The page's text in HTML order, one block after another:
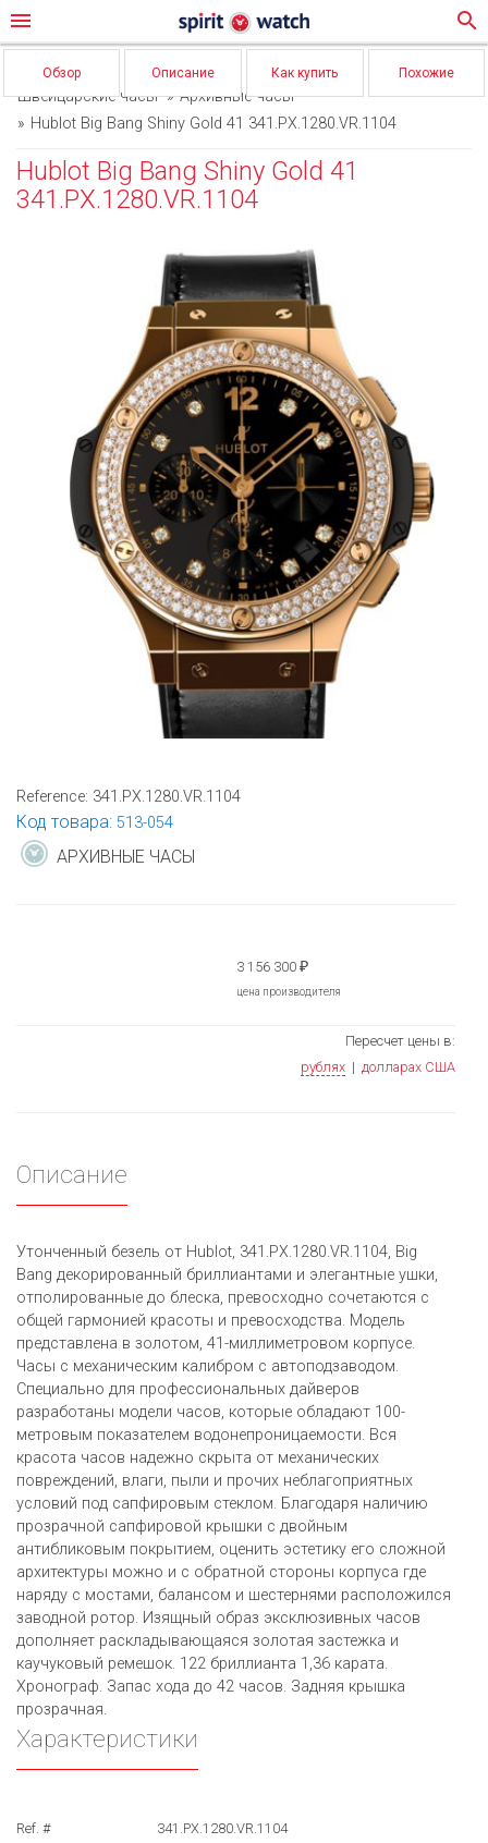
menu search
Обзор Описание Как купить Похожие
Швейцарские часы
Архивные часы
Hublot Big Bang Shiny Gold 41 341.PX.1280.VR.1104
Hublot Big Bang Shiny Gold 41
341.PX.1280.VR.1104
Reference: 341.PX.1280.VR.1104
Код товара: 513-054
АРХИВНЫЕ ЧАСЫ
3 156 300 ₽
цена производителя
Пересчет цены в:
рублях | долларах США
Описание
Утонченный безель от Hublot, 341.PX.1280.VR.1104, Big
Bang декорированный бриллиантами и элегантные ушки,
отполированные до блеска, превосходно сочетаются с
общей гармонией красоты и превосходства. Модель
представлена в золотом, 41-миллиметровом корпусе.
Часы с механическим калибром с автоподзаводом.
Специально для профессиональных дайверов
разработаны модели часов, которые обладают 100-
метровым показателем водонепроницаемости. Вся
красота часов надежно скрыта от механических
повреждений, влаги, пыли и прочих неблагоприятных
условий под сапфировым стеклом. Благодаря наличию
прозрачной сапфировой крышки с двойным
антибликовым покрытием, оценить эстетику его сложной
архитектуры можно и с обратной стороны корпуса где
наряду с мостами, балансом и шестернями расположился
заводной ротор. Изящный образ эксклюзивных часов
дополняет раскладывающаяся золотая застежка и
каучуковый ремешок. 122 бриллианта 1,36 карата.
Хронограф. Запас хода до 42 часов. Задняя крышка
прозрачная.
Характеристики
Ref. # 341.PX.1280.VR.1104